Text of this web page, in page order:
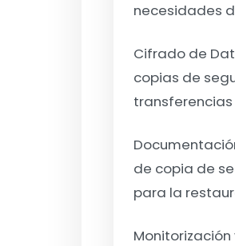
necesidades
Cifrado de
copias de
de copia de
para la
Monitorización